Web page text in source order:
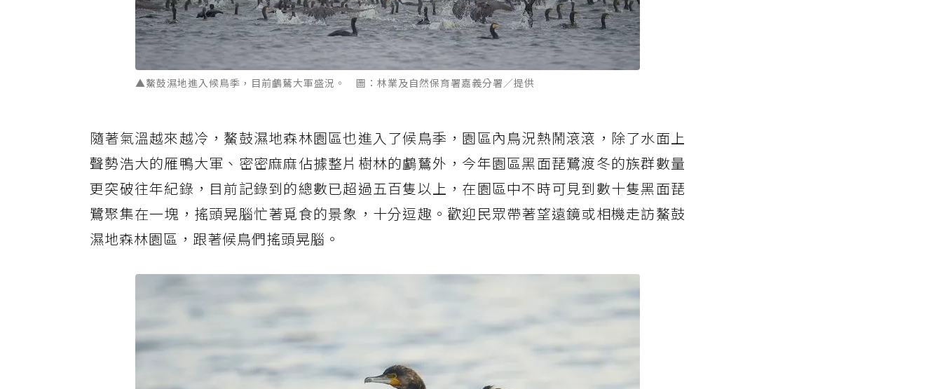
▲鰲鼓濕地進入候鳥季，目前鸕鶿大軍盛況。 圖：林業及自然保育署嘉義分署／提供
隨著氣溫越來越冷，鰲鼓濕地森林園區也進入了候鳥季，園區內鳥況熱鬧滾滾，除了水面上
聲勢浩大的雁鴨大軍、密密麻麻佔據整片樹林的鸕鶿外，今年園區黑面琵鷺渡冬的族群數量
更突破往年紀錄，目前記錄到的總數已超過五百隻以上，在園區中不時可見到數十隻黑面琵
鷺聚集在一塊，搖頭晃腦忙著覓食的景象，十分逗趣。歡迎民眾帶著望遠鏡或相機走訪鰲鼓
濕地森林園區，跟著候鳥們搖頭晃腦。